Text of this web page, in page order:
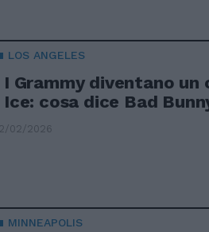
LOS ANGELES
I Grammy diventano
Ice: cosa dice Bad
02/2026
MINNEAPOLIS